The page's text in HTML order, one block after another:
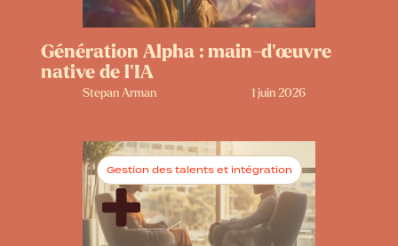
Génération Alpha : main-d’œuvre
native de l’IA
Stepan Arman 1 juin 2026
Gestion des talents et intégration